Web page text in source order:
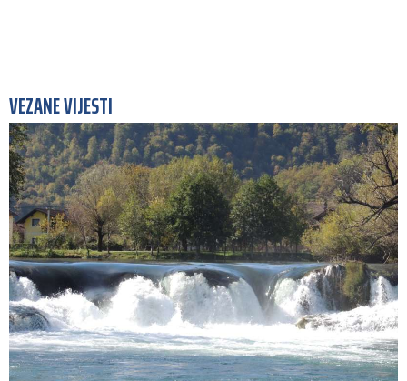
VEZANE VIJESTI